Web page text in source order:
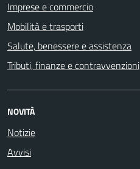
Imprese e commercio
Mobilità e trasporti
Salute, benessere e assistenza
Tributi, finanze e contravvenzioni
NOVITÀ
Notizie
Avvisi